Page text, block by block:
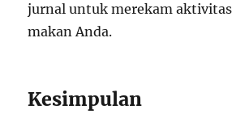
jurnal untuk merekam
makan Anda.
Kesimpulan